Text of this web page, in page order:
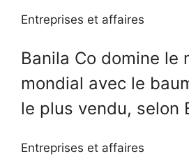
Entreprises et affaires
Banila Co domine le
mondial avec le
le plus vendu, selon
Entreprises et affaires